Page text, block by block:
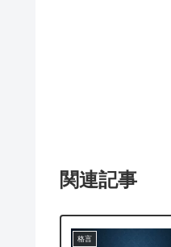
関連記事
格言